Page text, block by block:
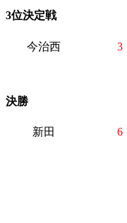
3位決定戦
今治西 3
決勝
新田 6